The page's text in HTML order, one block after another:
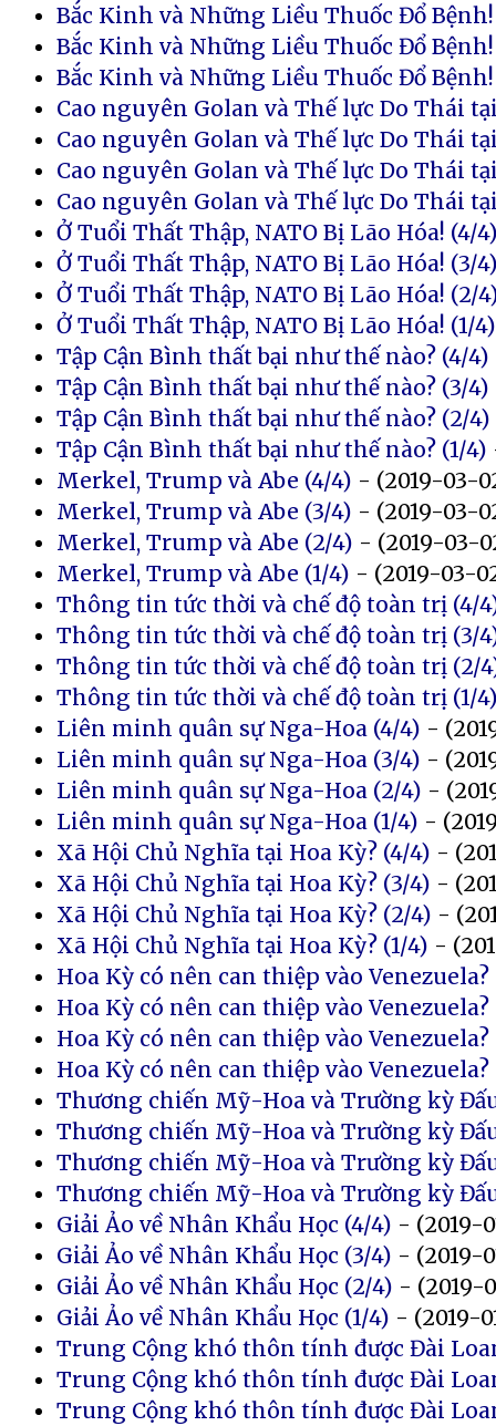
Bắc Kinh và Những Liều Thuốc Đổ
Bắc Kinh và Những Liều Thuốc Đổ
Bắc Kinh và Những Liều Thuốc Đổ Bệnh!
Cao nguyên Golan và Thế lực Do Thái
Cao nguyên Golan và Thế lực Do Thái
Cao nguyên Golan và Thế lực Do Thái
Cao nguyên Golan và Thế lực Do Thái
Ở Tuổi Thất Thập, NATO Bị Lão Hóa! (4/
Ở Tuổi Thất Thập, NATO Bị Lão Hóa! (3/
Ở Tuổi Thất Thập, NATO Bị Lão Hóa! (2/
Ở Tuổi Thất Thập, NATO Bị Lão Hóa! (1/4)
Tập Cận Bình thất bại như thế nào? (4/4)
Tập Cận Bình thất bại như thế nào? (3/4)
Tập Cận Bình thất bại như thế nào? (2/4)
Tập Cận Bình thất bại như thế nào? (1/4)
Merkel, Trump và Abe (4/4) - (2019-03-
Merkel, Trump và Abe (3/4) - (2019-03-
Merkel, Trump và Abe (2/4) - (2019-03-
Merkel, Trump và Abe (1/4) - (2019-03-
Thông tin tức thời và chế độ toàn trị (4/
Thông tin tức thời và chế độ toàn trị (3/
Thông tin tức thời và chế độ toàn trị (2/
Thông tin tức thời và chế độ toàn trị (1/
Liên minh quân sự Nga-Hoa (4/4) -
Liên minh quân sự Nga-Hoa (3/4) -
Liên minh quân sự Nga-Hoa (2/4) -
Liên minh quân sự Nga-Hoa (1/4) -
Xã Hội Chủ Nghĩa tại Hoa Kỳ? (4/4) -
Xã Hội Chủ Nghĩa tại Hoa Kỳ? (3/4) -
Xã Hội Chủ Nghĩa tại Hoa Kỳ? (2/4) -
Xã Hội Chủ Nghĩa tại Hoa Kỳ? (1/4) -
Hoa Kỳ có nên can thiệp vào Venezuela?
Hoa Kỳ có nên can thiệp vào Venezuela?
Hoa Kỳ có nên can thiệp vào Venezuela?
Hoa Kỳ có nên can thiệp vào Venezuela?
Thương chiến Mỹ-Hoa và Trường kỳ
Thương chiến Mỹ-Hoa và Trường kỳ
Thương chiến Mỹ-Hoa và Trường kỳ
Thương chiến Mỹ-Hoa và Trường kỳ
Giải Ảo về Nhân Khẩu Học (4/4) - (2019-
Giải Ảo về Nhân Khẩu Học (3/4) - (2019-
Giải Ảo về Nhân Khẩu Học (2/4) - (2019-
Giải Ảo về Nhân Khẩu Học (1/4) - (2019-
Trung Cộng khó thôn tính được Đài
Trung Cộng khó thôn tính được Đài
Trung Cộng khó thôn tính được Đài